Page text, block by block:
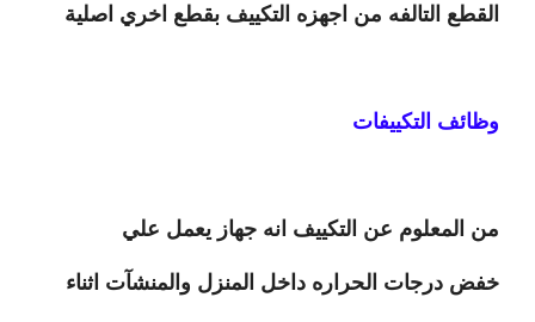
القطع التالفه من اجهزه التكييف بقطع اخري اصلية
وظائف التكييفات
من المعلوم عن التكييف انه جهاز يعمل علي
خفض درجات الحراره داخل المنزل والمنشآت اثناء